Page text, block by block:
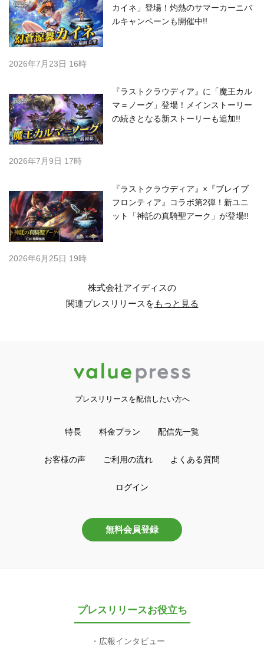
カイネ」登場！灼熱のサマーカーニバ
ルキャンペーンも開催中!!
2026年7月23日 16時
『ラストクラウディア』に「魔王カル
マ＝ノーグ」登場！メインストーリー
の続きとなる新ストーリーも追加!!
2026年7月9日 17時
『ラストクラウディア』×『ブレイブ
フロンティア』コラボ第2弾！新ユニ
ット「神託の真騎聖アーク」が登場!!
2026年6月25日 19時
株式会社アイディスの
関連プレスリリースをもっと見る
プレスリリースを配信したい方へ
特長 料金プラン 配信先一覧
お客様の声 ご利用の流れ よくある質問
ログイン
無料会員登録
プレスリリースお役立ち
広報インタビュー